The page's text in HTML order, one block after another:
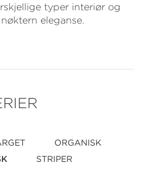
typer interiør og
eleganse.
ORGANISK
STRIPER